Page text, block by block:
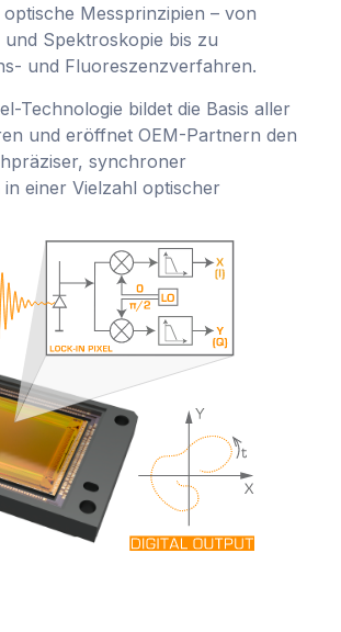
Messprinzipien – von
Spektroskopie bis zu
und Fluoreszenzverfahren.
Technologie bildet die Basis aller
und eröffnet OEM-Partnern den
synchroner
in einer Vielzahl optischer